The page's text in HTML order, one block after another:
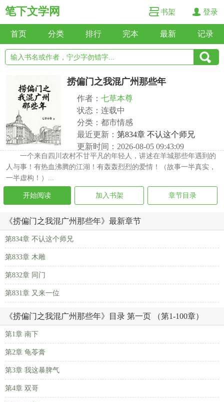
笔下文学网 书架 登录
首页 分类 排行 完本 最新 记录
捞偏门之我混广州那些年
作者： 七草本尊
状态：连载中
分类：都市情感
最近更新： 第834章 不认这个师兄
更新时间：2026-08-05 09:43:09
一个来自四川农村不甘平凡的年轻人，讲述在羊城那些年遇到的
人与事！有热血沸腾的江湖！有轰轰烈烈的爱情！（故事一半真实，
一半虚构！）...
开始阅读 加入书架 章节目录
《捞偏门之我混广州那些年》最新章节
第834章 不认这个师兄
第833章 木雕
第832章 同门
第831章 又来一位
《捞偏门之我混广州那些年》目录 第一页 （第1-100章）
第1章 南下
第2章 龟苓膏
第3章 我这暴脾气
第4章 双哥